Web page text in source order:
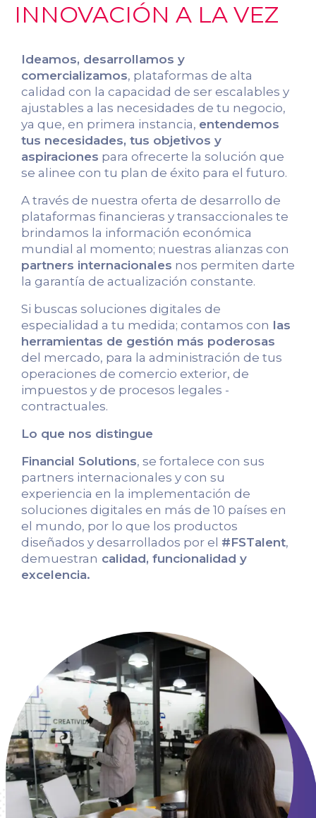
INNOVACIÓN A LA VEZ
Ideamos, desarrollamos y
comercializamos, plataformas de alta
calidad con la capacidad de ser escalables y
ajustables a las necesidades de tu negocio,
ya que, en primera instancia, entendemos
tus necesidades, tus objetivos y
aspiraciones para ofrecerte la solución que
se alinee con tu plan de éxito para el futuro.
A través de nuestra oferta de desarrollo de
plataformas financieras y transaccionales te
brindamos la información económica
mundial al momento; nuestras alianzas con
partners internacionales nos permiten darte
la garantía de actualización constante.
Si buscas soluciones digitales de
especialidad a tu medida; contamos con las
herramientas de gestión más poderosas
del mercado, para la administración de tus
operaciones de comercio exterior, de
impuestos y de procesos legales -
contractuales.
Lo que nos distingue
Financial Solutions, se fortalece con sus
partners internacionales y con su
experiencia en la implementación de
soluciones digitales en más de 10 países en
el mundo, por lo que los productos
diseñados y desarrollados por el #FSTalent,
demuestran calidad, funcionalidad y
excelencia.